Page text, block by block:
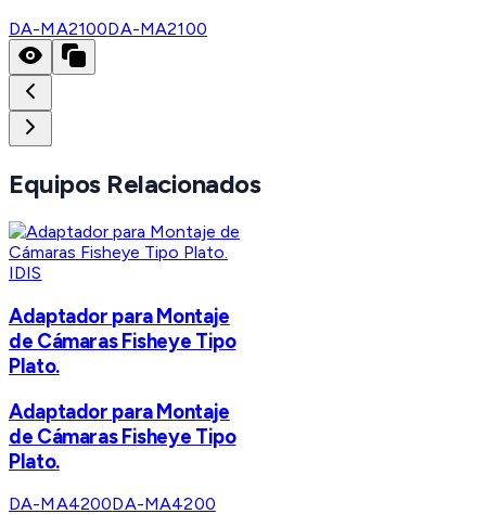
DA-MA2100DA-MA2100
Equipos Relacionados
IDIS
Adaptador para Montaje
de Cámaras Fisheye Tipo
Plato.
Adaptador para Montaje
de Cámaras Fisheye Tipo
Plato.
DA-MA4200DA-MA4200